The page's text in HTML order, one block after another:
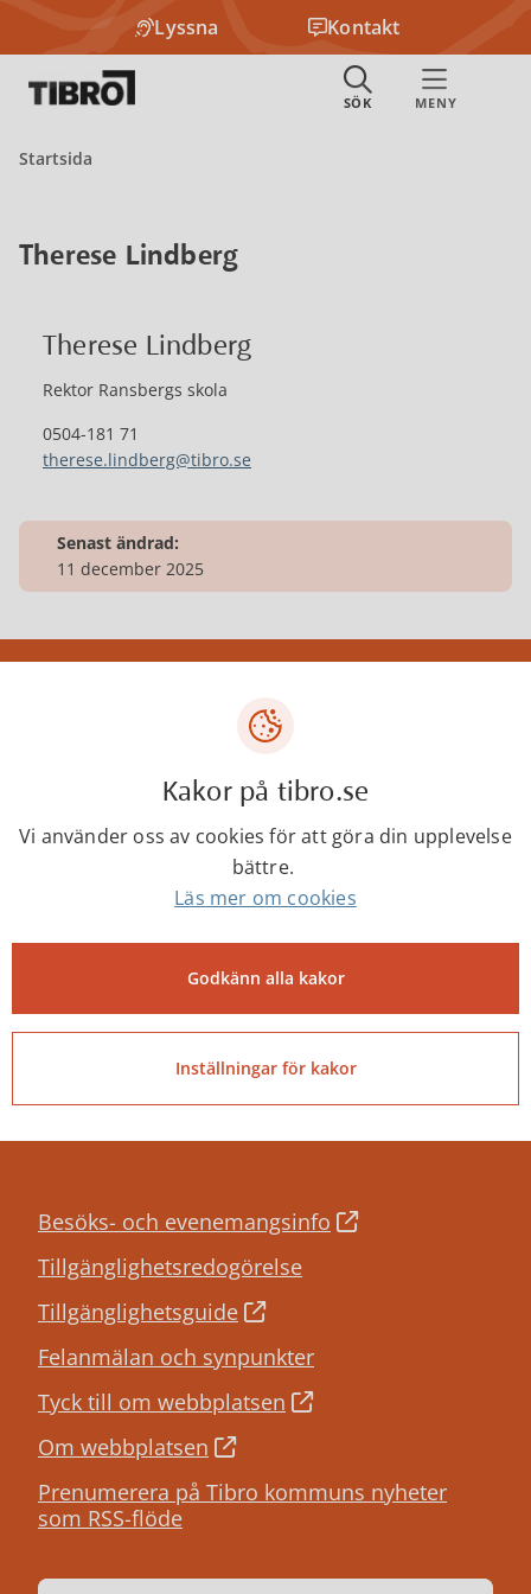
Lyssna Kontakt
Startsida
Therese Lindberg
Therese Lindberg
Rektor Ransbergs skola
0504-181 71
therese.lindberg@tibro.se
Senast ändrad:
11 december 2025
Telefon: 0504-180 00
E-post: kommun@tibro.se
Organisationsnummer:
0007:2120001660
Besöks- och evenemangsinfo
Tillgänglighetsredogörelse
Tillgänglighetsguide
Felanmälan och synpunkter
Tyck till om webbplatsen
Om webbplatsen
Prenumerera på Tibro kommuns nyheter
som RSS-flöde
Kakor på tibro.se
Vi använder oss av cookies för att göra din upplevelse
bättre.
Läs mer om cookies
Godkänn alla kakor
Inställningar för kakor